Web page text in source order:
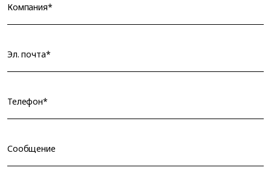
Компания*
Эл. почта*
Телефон*
Сообщение